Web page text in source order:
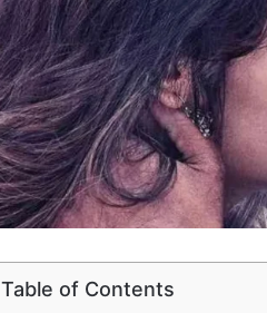
Table of Contents